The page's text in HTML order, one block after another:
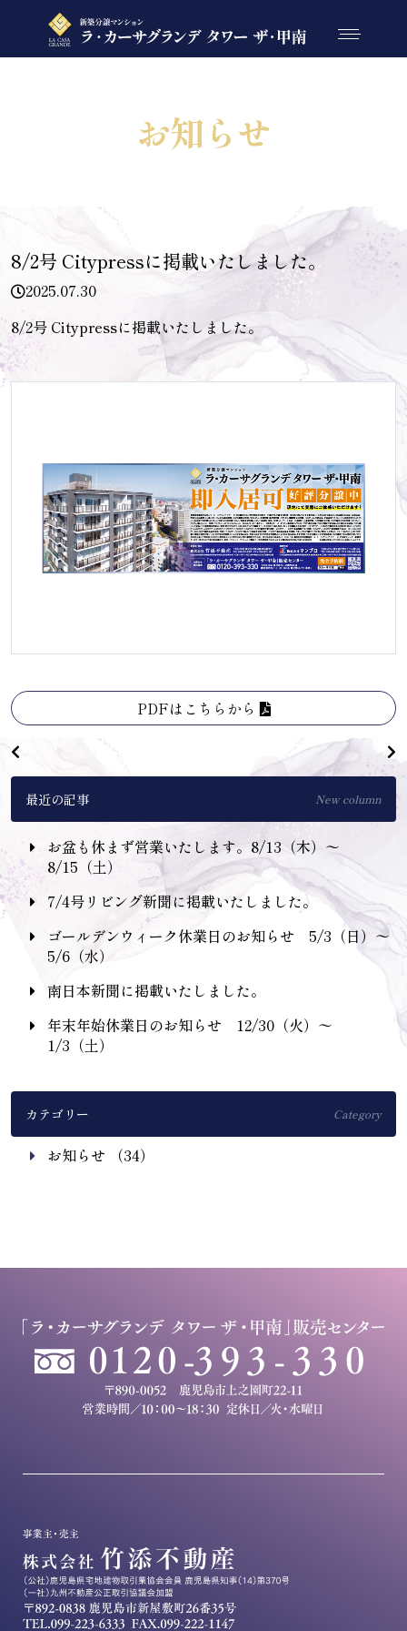
POSITION ポジション
DESIGN
LAND PLAN ランドプラン
PLAN 間取り
FACILITY 設備・仕様
BRAND 実績
OUTLINE 物件概要
現地・モデルルーム案内図
お知らせ
8/2号 Citypressに掲載いたしました。
2025.07.30
8/2号 Citypressに掲載いたしました。
PDFはこちらから
最近の記事 New column
お盆も休まず営業いたします。8/13（木）〜
8/15（土）
7/4号リビング新聞に掲載いたしました。
ゴールデンウィーク休業日のお知らせ 5/3（日）〜
5/6（水）
南日本新聞に掲載いたしました。
年末年始休業日のお知らせ 12/30（火）〜
1/3（土）
カテゴリー Category
お知らせ （34）